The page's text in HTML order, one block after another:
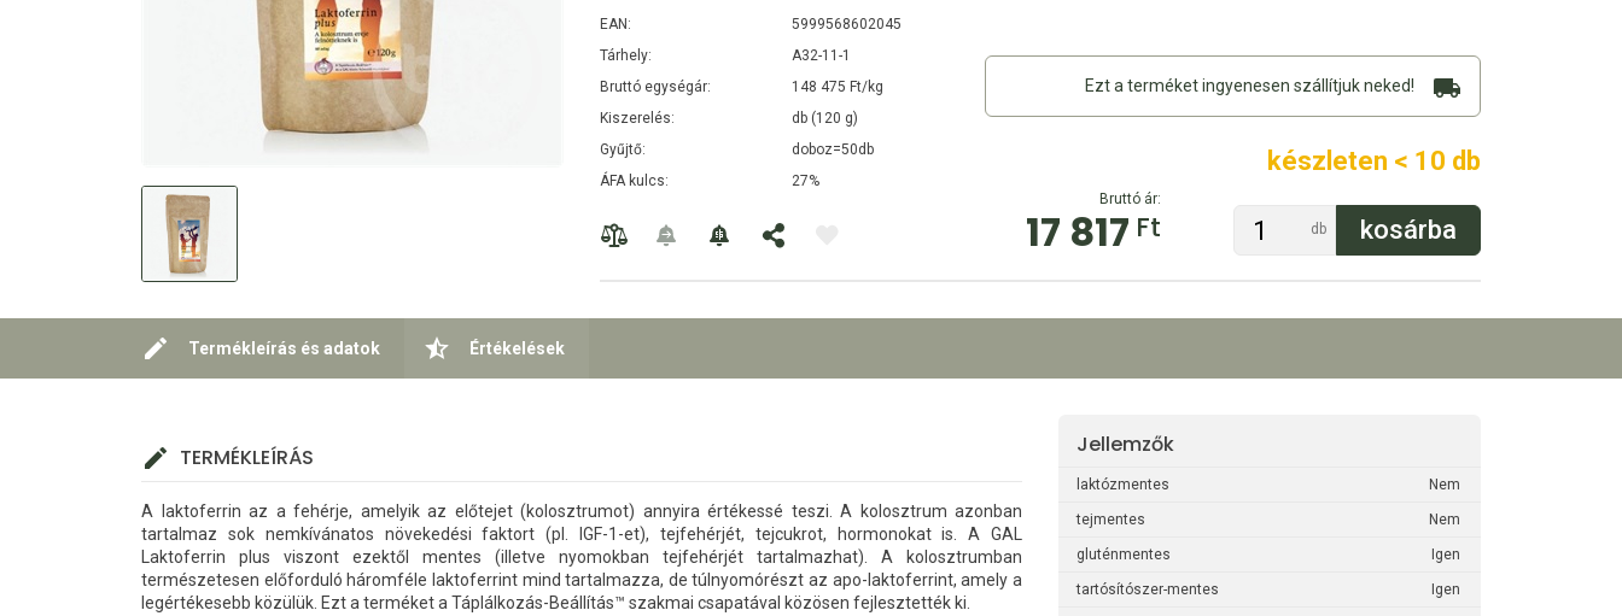
EAN:
5999568602045
Tárhely:
A32-11-1
Bruttó egységár:
148 475 Ft/kg
Kiszerelés:
db (120 g)
Gyűjtő:
doboz=50db
ÁFA kulcs:
27%
Ezt a terméket ingyenesen szállítjuk neked!
Bruttó ár:
17 817 Ft
készleten < 10 db
db
Termékleírás és adatok Értékelések
TERMÉKLEÍRÁS
A laktoferrin az a fehérje, amelyik az előtejet (kolosztrumot) annyira értékessé teszi. A kolosztrum azonban
tartalmaz sok nemkívánatos növekedési faktort (pl. IGF-1-et), tejfehérjét, tejcukrot, hormonokat is. A GAL
Laktoferrin plus viszont ezektől mentes (illetve nyomokban tejfehérjét tartalmazhat). A kolosztrumban
természetesen előforduló háromféle laktoferrint mind tartalmazza, de túlnyomórészt az apo-laktoferrint, amely a
legértékesebb közülük. Ezt a terméket a Táplálkozás-Beállítás™ szakmai csapatával közösen fejlesztették ki.
Jellemzők
laktózmentes Nem
tejmentes Nem
gluténmentes Igen
tartósítószer-mentes Igen